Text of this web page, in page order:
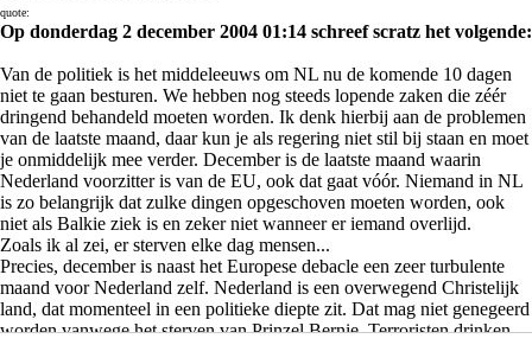
quote:
Op donderdag 2 december 2004 01:14 schreef scratz het volgende:
Van de politiek is het middeleeuws om NL nu de komende 10 dagen
niet te gaan besturen. We hebben nog steeds lopende zaken die zéér
dringend behandeld moeten worden. Ik denk hierbij aan de problemen
van de laatste maand, daar kun je als regering niet stil bij staan en moet
je onmiddelijk mee verder. December is de laatste maand waarin
Nederland voorzitter is van de EU, ook dat gaat vóór. Niemand in NL
is zo belangrijk dat zulke dingen opgeschoven moeten worden, ook
niet als Balkie ziek is en zeker niet wanneer er iemand overlijd.
Zoals ik al zei, er sterven elke dag mensen...
Precies, december is naast het Europese debacle een zeer turbulente
maand voor Nederland zelf. Nederland is een overwegend Christelijk
land, dat momenteel in een politieke diepte zit. Dat mag niet genegeerd
worden vanwege het sterven van Prinzel Bernie. Terroristen drinken